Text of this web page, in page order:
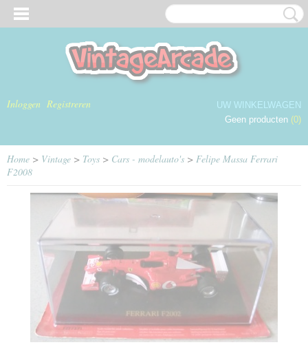
Inloggen Registreren
UW WINKELWAGEN
Geen producten (0)
Home > Vintage > Toys > Cars - modelauto's > Felipe Massa Ferrari
F2008